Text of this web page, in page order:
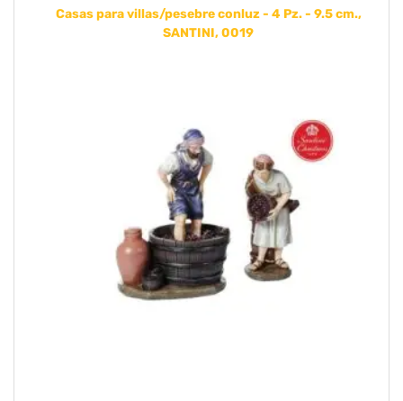
Casas para villas/pesebre conluz - 4 Pz. - 9.5 cm.,
SANTINI, 0019